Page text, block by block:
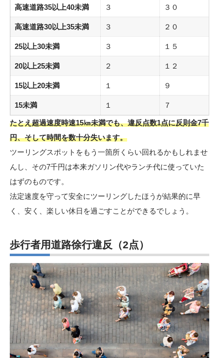
高速道路35以上40未満 ３ ３０
高速道路30以上35未満 ３ ２０
25以上30未満 ３ １５
20以上25未満 ２ １２
15以上20未満 １ ９
15未満 １ ７
たとえ超過速度時速15㎞未満でも、違反点数1点に反則金7千
円、そして時間を数十分失います。
ツーリングスポットをもう一箇所くらい回れるかもしれませ
んし、その7千円は本来ガソリン代やランチ代に使っていた
はずのものです。
法定速度を守って安全にツーリングしたほうが結果的に早
く、安く、楽しい休日を過ごすことができるでしょう。
歩行者用道路徐行違反（2点）